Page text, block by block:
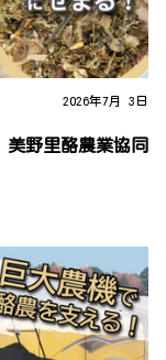
2026年7月 3日
美野里酪農業協同